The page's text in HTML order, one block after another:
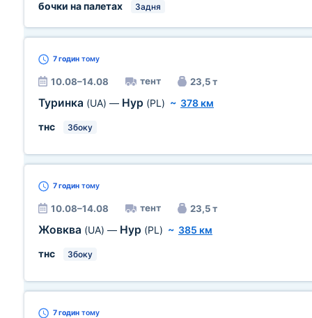
бочки на палетах Задня
7 годин тому
10.08–14.08 тент 23,5 т
Туринка (UA) — Нур (PL) ~ 378 км
тнс
Збоку
7 годин тому
10.08–14.08 тент 23,5 т
Жовква (UA) — Нур (PL) ~ 385 км
тнс
Збоку
7 годин тому